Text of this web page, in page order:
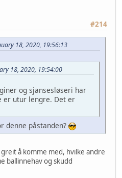
#214
18, 2020, 19:56:13
18, 2020, 19:54:00
og sjansesløseri har
er utur lengre. Det er
denne påstanden?
å komme med, hvilke andre
ballinnehav og skudd